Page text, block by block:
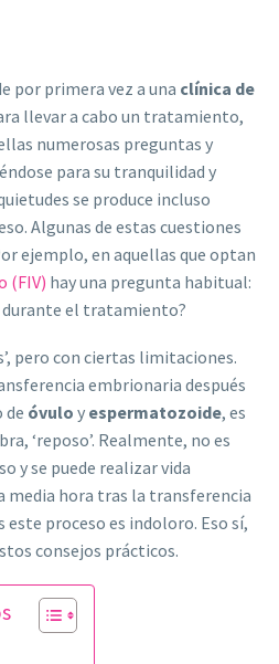
por primera vez a una clínica de
llevar a cabo un tratamiento,
numerosas preguntas y
para su tranquilidad y
se produce incluso
Algunas de estas cuestiones
ejemplo, en aquellas que optan
(FIV) hay una pregunta habitual:
durante el tratamiento?
pero con ciertas limitaciones.
embrionaria después
de óvulo y espermatozoide, es
‘reposo’. Realmente, no es
y se puede realizar vida
media hora tras la transferencia
proceso es indoloro. Eso sí,
consejos prácticos.